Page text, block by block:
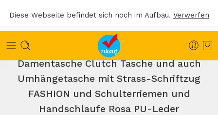
Diese Webseite befindet sich noch im Aufbau. Verwerfen
Damentasche Clutch Tasche und auch
Umhängetasche mit Strass-Schriftzug
FASHION und Schulterriemen und
Handschlaufe Rosa PU-Leder